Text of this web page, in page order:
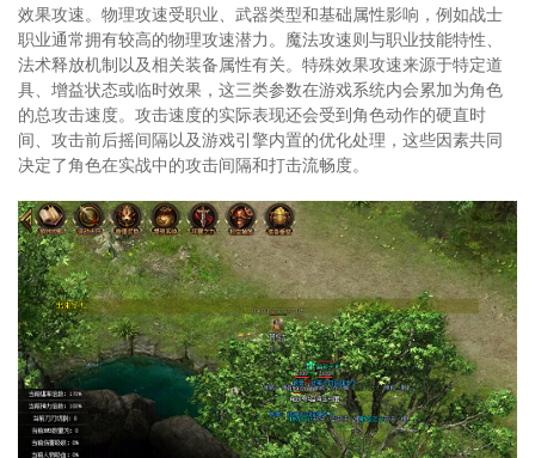
效果攻速。物理攻速受职业、武器类型和基础属性影响，例如战士
职业通常拥有较高的物理攻速潜力。魔法攻速则与职业技能特性、
法术释放机制以及相关装备属性有关。特殊效果攻速来源于特定道
具、增益状态或临时效果，这三类参数在游戏系统内会累加为角色
的总攻击速度。攻击速度的实际表现还会受到角色动作的硬直时
间、攻击前后摇间隔以及游戏引擎内置的优化处理，这些因素共同
决定了角色在实战中的攻击间隔和打击流畅度。